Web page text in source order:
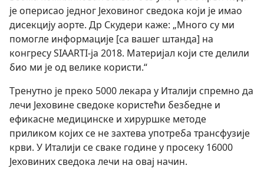
је оперисао једног Јеховиног сведока који је имао
дисекцију аорте. Др Скудери каже: „Много су ми
помогле информације [са вашег штанда] на
конгресу SIAARTI-ја 2018. Материјал који сте делили
био ми је од велике користи.“
Тренутно је преко 5000 лекара у Италији спремно да
лечи Јеховине сведоке користећи безбедне и
ефикасне медицинске и хируршке методе
приликом којих се не захтева употреба трансфузије
крви. У Италији се сваке године у просеку 16000
Јеховиних сведока лечи на овај начин.